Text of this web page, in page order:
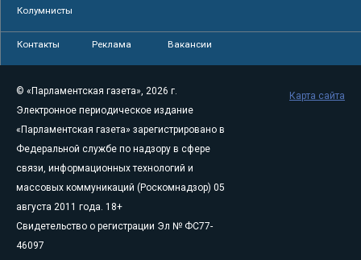
Колумнисты
Контакты Реклама Вакансии
© «Парламентская газета», 2026 г.
Электронное периодическое издание
«Парламентская газета» зарегистрировано в
Федеральной службе по надзору в сфере
связи, информационных технологий и
массовых коммуникаций (Роскомнадзор) 05
августа 2011 года. 18+
Свидетельство о регистрации Эл № ФС77-
46097
Карта сайта